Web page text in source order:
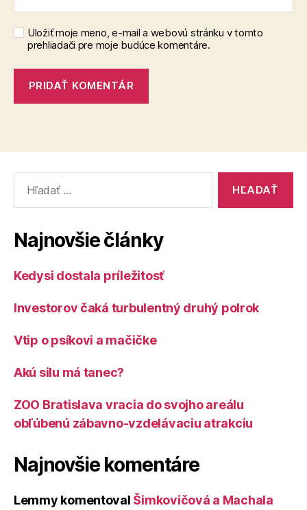
Uložiť moje meno, e-mail a webovú stránku v tomto
prehliadači pre moje budúce komentáre.
Najnovšie články
Kedysi dostala príležitosť
Investorov čaká turbulentný druhý polrok
Vtip o psíkovi a mačičke
Akú silu má tanec?
ZOO Bratislava vracia do svojho areálu
obľúbenú zábavno-vzdelávaciu atrakciu
Najnovšie komentáre
Lemmy komentoval Šimkovičová a Machala